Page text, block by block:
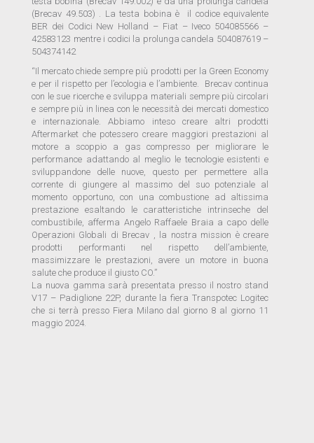
(Brecav 49.503) . La testa bobina è il codice equivalente
BER dei Codici New Holland – Fiat – Iveco 504085566 –
42583123 mentre i codici la prolunga candela 504087619 –
504374142
“Il mercato chiede sempre più prodotti per la Green Economy
e per il rispetto per l’ecologia e l’ambiente. Brecav continua
con le sue ricerche e sviluppa materiali sempre più circolari
e sempre più in linea con le necessità dei mercati domestico
e internazionale. Abbiamo inteso creare altri prodotti
Aftermarket che potessero creare maggiori prestazioni al
motore a scoppio a gas compresso per migliorare le
performance adattando al meglio le tecnologie esistenti e
sviluppandone delle nuove, questo per permettere alla
corrente di giungere al massimo del suo potenziale al
momento opportuno, con una combustione ad altissima
prestazione esaltando le caratteristiche intrinseche del
combustibile, afferma Angelo Raffaele Braia a capo delle
Operazioni Globali di Brecav , la nostra mission è creare
prodotti performanti nel rispetto dell’ambiente,
massimizzare le prestazioni, avere un motore in buona
salute che produce il giusto CO.”
La nuova gamma sarà presentata presso il nostro stand
V17 – Padiglione 22P, durante la fiera Transpotec Logitec
che si terrà presso Fiera Milano dal giorno 8 al giorno 11
maggio 2024.